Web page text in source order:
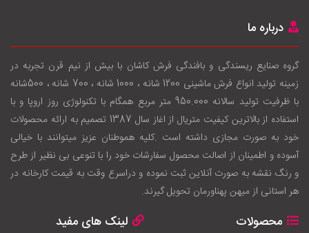
درباره ما
گروه صنایع ریسندگی و بافندگی فرش کاشان با بيش از نيم قرن تجربه در
زمينه توليد انواع فرش ماشینی 1200 شانه ، 1000 شانه ، 700 شانه ، 500شانه
با ظرفيت توليد سالانه 950.000 متر مربع همگام با تکنولوژی روز اروپا و با
استفاده از بالاترين کيفيت متريال از اغاز سال 1387 تصميم به ارائه محصولات
خود به صورت مجازی داشته است .کليه هموطنان عزيز ميتوانند با خيالی
آسوده و اطمينان از اصالت محصول سفارشات خود را با تنوعی بی نظير از طرح
و رنگ نقشه به صورت آنلاين ثبت نموده و دراسرع وقت به قيمت کارخانه در
هر استانی از ميهن پهناورمان تحويل گيرند.
محصولات لینک های مفید